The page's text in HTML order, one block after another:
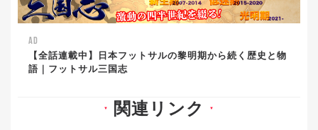
AD
【全話連載中】日本フットサルの黎明期から続く歴史と物
語｜フットサル三国志
▼ 関連リンク ▼